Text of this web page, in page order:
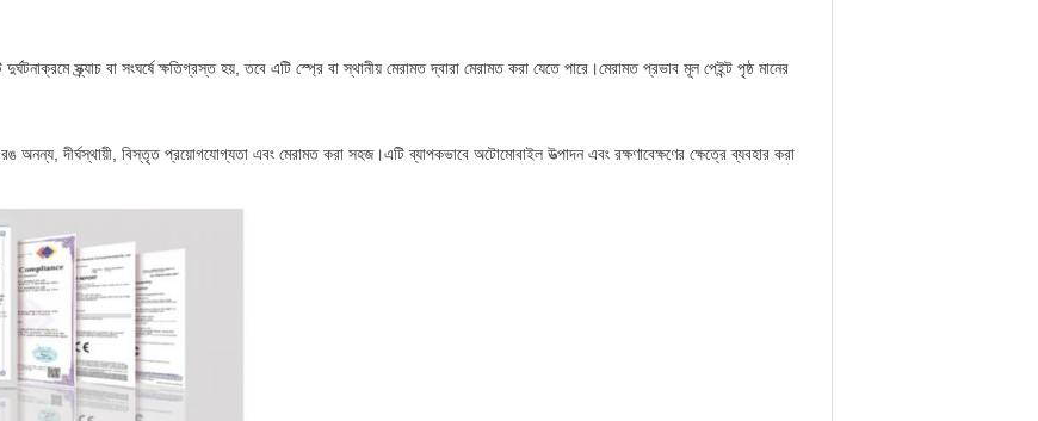
স্ক্র্যাচ বা সংঘর্ষে ক্ষতিগ্রস্ত হয়, তবে এটি স্প্রে বা স্থানীয় মেরামত দ্বারা মেরামত করা যেতে পারে।মেরামত প্রভাব মূল পেইন্ট পৃষ্ঠ মানের
দীর্ঘস্থায়ী, বিস্তৃত প্রয়োগযোগ্যতা এবং মেরামত করা সহজ।এটি ব্যাপকভাবে অটোমোবাইল উত্পাদন এবং রক্ষণাবেক্ষণের ক্ষেত্রে ব্যবহার করা